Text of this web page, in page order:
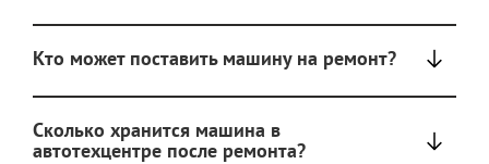
Кто может поставить машину на ремонт?
Сколько хранится машина в
автотехцентре после ремонта?